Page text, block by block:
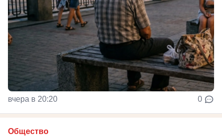
вчера в 20:20 0
Общество